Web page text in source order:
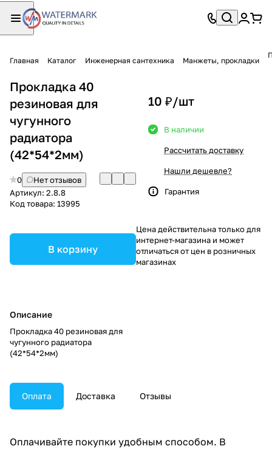
Главная Каталог Инженерная сантехника Манжеты, прокладки
Прокладка 40
резиновая для
чугунного
радиатора
(42*54*2мм)
0
Нет отзывов
Артикул: 2.8.8
Код товара: 13995
В корзину
Описание
Прокладка 40 резиновая для
чугунного радиатора
(42*54*2мм)
10 ₽/шт
В наличии
Рассчитать доставку
Нашли дешевле?
Гарантия
Цена действительна только для
интернет-магазина и может
отличаться от цен в розничных
магазинах
Оплата Доставка Отзывы
Оплачивайте покупки удобным способом. В